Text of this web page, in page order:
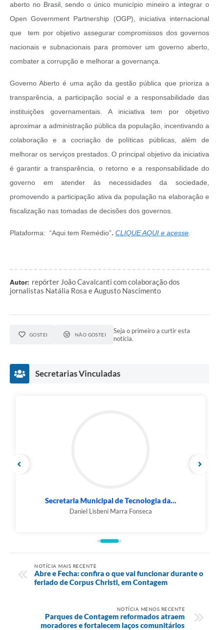
aberto no Brasil, sendo o único município mineiro a integrar o
Open Government Partnership (OGP), iniciativa internacional
que tem por objetivo assegurar compromissos dos governos
nacionais e subnacionais para promover um governo aberto,
combater a corrupção e melhorar a governança.
Governo Aberto é uma ação da gestão pública que prioriza a
transparência, a participação social e a responsabilidade das
instituições governamentais. A iniciativa tem por objetivo
aproximar a administração pública da população, incentivando a
colaboração e a cocriação de políticas públicas, além de
melhorar os serviços prestados. O principal objetivo da iniciativa
é garantir a transparência, o retorno e a responsabilidade do
governo em atender às necessidades da sociedade,
promovendo a participação ativa da população na elaboração e
fiscalização nas tomadas de decisões dos governos.
Plataforma: “Aqui tem Remédio”. CLIQUE AQUI e acesse
Autor: repórter João Cavalcanti com colaboração dos
jornalistas Natália Rosa e Augusto Nascimento
GOSTEI NÃO GOSTEI
Seja o primeiro a curtir esta
notícia.
Secretarias Vinculadas
Secretaria Municipal de Tecnologia da...
Daniel Lisbeni Marra Fonseca
NOTÍCIA MAIS RECENTE
Abre e Fecha: confira o que vai funcionar durante o
feriado de Corpus Christi, em Contagem
NOTÍCIA MENOS RECENTE
Parques de Contagem reformados atraem
moradores e fortalecem laços comunitários